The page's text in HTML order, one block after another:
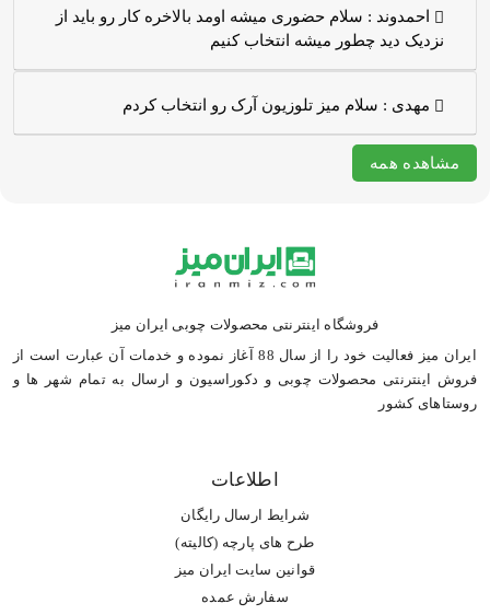
احمدوند : سلام حضوری میشه اومد بالاخره کار رو باید از
نزدیک دید چطور میشه انتخاب کنیم
مهدی : سلام میز تلوزیون آرک رو انتخاب کردم
مشاهده همه
فروشگاه اینترنتی محصولات چوبی ایران میز
ایران میز فعالیت خود را از سال 88 آغاز نموده و خدمات آن عبارت است از
فروش اینترنتی محصولات چوبی و دکوراسیون و ارسال به تمام شهر ها و
روستاهای کشور
اطلاعات
شرایط ارسال رایگان
طرح های پارچه (کالیته)
قوانین سایت ایران میز
سفارش عمده